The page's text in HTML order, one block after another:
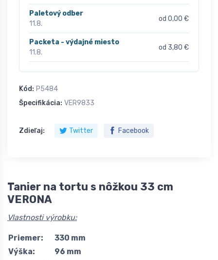
Paletový odber
11.8.
od 0,00 €
Packeta - výdajné miesto
11.8.
od 3,80 €
Kód: P5484
Špecifikácia: VER9833
Zdieľaj: Twitter Facebook
Tanier na tortu s nôžkou 33 cm
VERONA
Vlastnosti výrobku:
Priemer:
330 mm
Výška:
96 mm